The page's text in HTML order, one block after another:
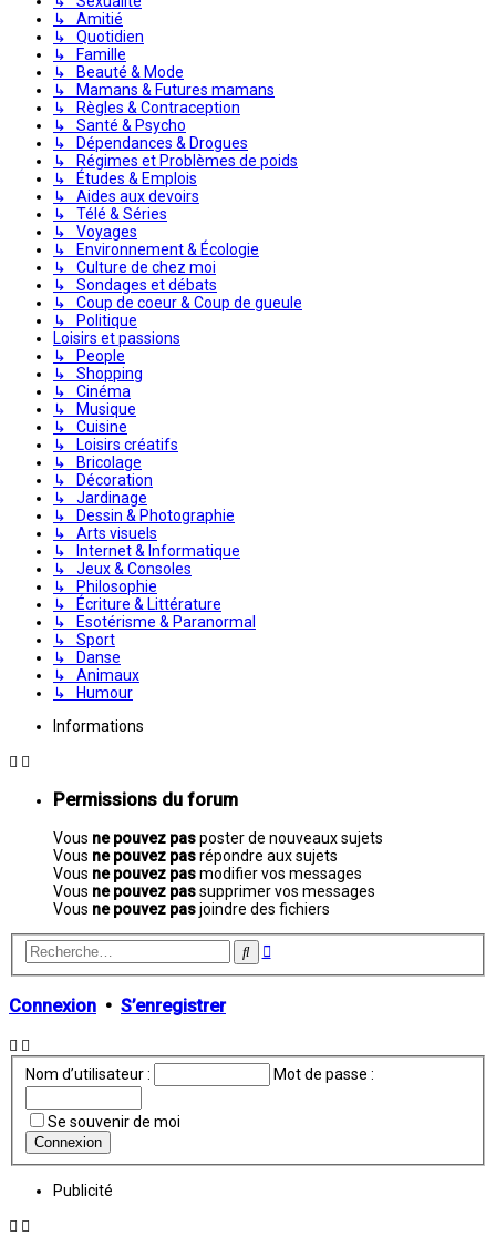
↳ Amitié
↳ Quotidien
↳ Famille
↳ Beauté & Mode
↳ Mamans & Futures mamans
↳ Règles & Contraception
↳ Santé & Psycho
↳ Dépendances & Drogues
↳ Régimes et Problèmes de poids
↳ Études & Emplois
↳ Aides aux devoirs
↳ Télé & Séries
↳ Voyages
↳ Environnement & Écologie
↳ Culture de chez moi
↳ Sondages et débats
↳ Coup de coeur & Coup de gueule
↳ Politique
Loisirs et passions
↳ People
↳ Shopping
↳ Cinéma
↳ Musique
↳ Cuisine
↳ Loisirs créatifs
↳ Bricolage
↳ Décoration
↳ Jardinage
↳ Dessin & Photographie
↳ Arts visuels
↳ Internet & Informatique
↳ Jeux & Consoles
↳ Philosophie
↳ Écriture & Littérature
↳ Esotérisme & Paranormal
↳ Sport
↳ Danse
↳ Animaux
↳ Humour
Informations
Permissions du forum
Vous ne pouvez pasposter de nouveaux sujets
Vous ne pouvez pasrépondre aux sujets
Vous ne pouvez pasmodifier vos messages
Vous ne pouvez passupprimer vos messages
Vous ne pouvez pasjoindre des fichiers
Rechercher
Recherche
Connexion • S’enregistrer
Nom d’utilisateur : Mot de passe :
Se souvenir de moi
Publicité